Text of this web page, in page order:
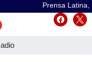
Prensa Latina,